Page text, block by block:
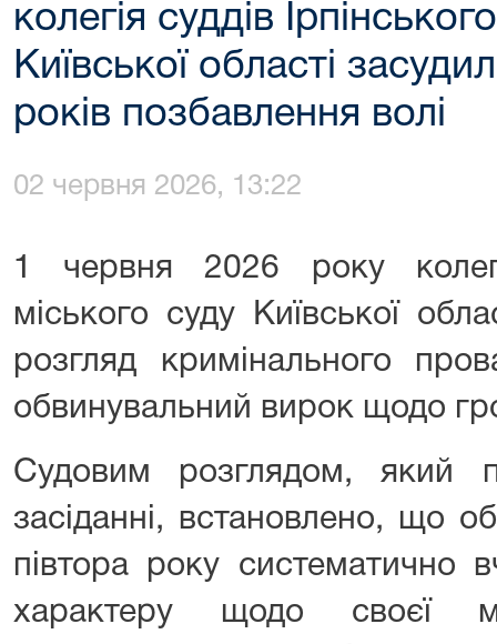
колегія суддів
Київської області
років позбавлення волі
02 червня 2026, 13:22
1 червня 2026 року
міського суду Київської
розгляд кримінального
обвинувальний вирок щодо
Судовим розглядом, який
засіданні, встановлено, що
півтора року систематично
характеру щодо своєї